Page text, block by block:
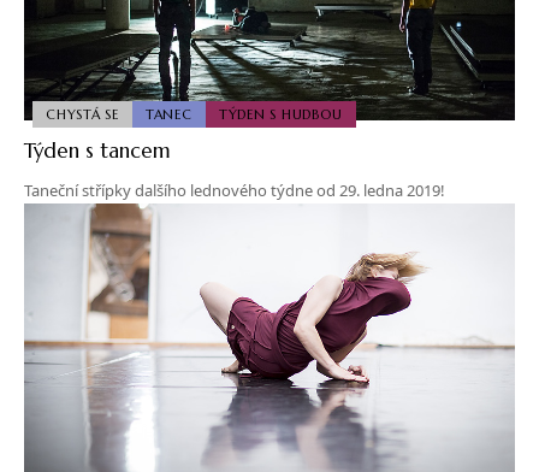
CHYSTÁ SE TANEC TÝDEN S HUDBOU
Týden s tancem
Taneční střípky dalšího lednového týdne od 29. ledna 2019!